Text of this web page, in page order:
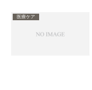
医療ケア